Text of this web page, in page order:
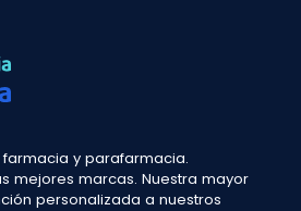
y parafarmacia.
mejores marcas. Nuestra mayor
personalizada a nuestros